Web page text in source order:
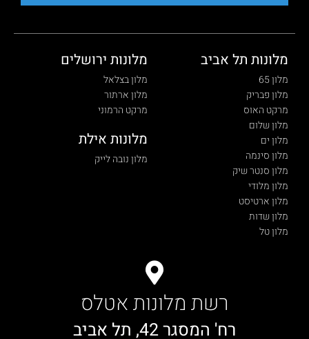
מלונות תל אביב
מלון 65
מלון פבריק
מרקט האוס
מלון שלום
מלון ים
מלון סינמה
מלון סנטר שיק
מלון מלודי
מלון ארטיסט
מלון שדות
מלון טל
מלונות ירושלים
מלון בצלאל
מלון ארתור
מרקט הרמוני
מלונות אילת
מלון נובה לייק
רשת מלונות אטלס
רח' המסגר 42, תל אביב